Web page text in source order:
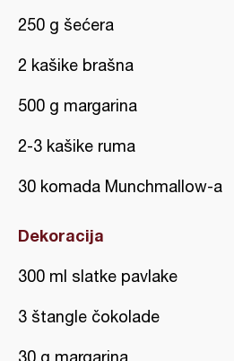
250 g šećera
2 kašike brašna
500 g margarina
2-3 kašike ruma
30 komada Munchmallow-a
Dekoracija
300 ml slatke pavlake
3 štangle čokolade
30 g margarina